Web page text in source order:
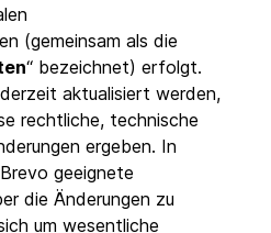
(gemeinsam als die
“ bezeichnet) erfolgt.
aktualisiert werden,
rechtliche, technische
ergeben. In
geeignete
die Änderungen zu
um wesentliche